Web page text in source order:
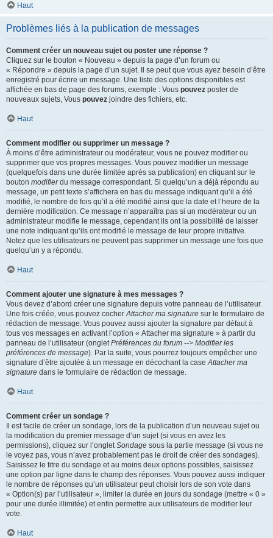
Haut
Problèmes liés à la publication de messages
Comment créer un nouveau sujet ou poster une réponse ?
Cliquez sur le bouton « Nouveau » depuis la page d’un forum ou
« Répondre » depuis la page d’un sujet. Il se peut que vous ayez besoin d’être
enregistré pour écrire un message. Une liste des options disponibles est
affichée en bas de page des forums, exemple : Vous pouvez poster de
nouveaux sujets, Vous pouvez joindre des fichiers, etc.
Haut
Comment modifier ou supprimer un message ?
À moins d’être administrateur ou modérateur, vous ne pouvez modifier ou
supprimer que vos propres messages. Vous pouvez modifier un message
(quelquefois dans une durée limitée après sa publication) en cliquant sur le
bouton modifierdu message correspondant. Si quelqu’un a déjà répondu au
message, un petit texte s’affichera en bas du message indiquant qu’il a été
modifié, le nombre de fois qu’il a été modifié ainsi que la date et l’heure de la
dernière modification. Ce message n’apparaîtra pas si un modérateur ou un
administrateur modifie le message, cependant ils ont la possibilité de laisser
une note indiquant qu’ils ont modifié le message de leur propre initiative.
Notez que les utilisateurs ne peuvent pas supprimer un message une fois que
quelqu’un y a répondu.
Haut
Comment ajouter une signature à mes messages ?
Vous devez d’abord créer une signature depuis votre panneau de l’utilisateur.
Une fois créée, vous pouvez cocher Attacher ma signature sur le formulaire de
rédaction de message. Vous pouvez aussi ajouter la signature par défaut à
tous vos messages en activant l’option « Attacher ma signature » à partir du
panneau de l’utilisateur (onglet Préférences du forum --> Modifier les
préférences de message). Par la suite, vous pourrez toujours empêcher une
signature d’être ajoutée à un message en décochant la case Attacher ma
signature dans le formulaire de rédaction de message.
Haut
Comment créer un sondage ?
Il est facile de créer un sondage, lors de la publication d’un nouveau sujet ou
la modification du premier message d’un sujet (si vous en avez les
permissions), cliquez sur l’onglet Sondage sous la partie message (si vous ne
le voyez pas, vous n’avez probablement pas le droit de créer des sondages).
Saisissez le titre du sondage et au moins deux options possibles, saisissez
une option par ligne dans le champ des réponses. Vous pouvez aussi indiquer
le nombre de réponses qu’un utilisateur peut choisir lors de son vote dans
« Option(s) par l’utilisateur », limiter la durée en jours du sondage (mettre « 0 »
pour une durée illimitée) et enfin permettre aux utilisateurs de modifier leur
vote.
Haut